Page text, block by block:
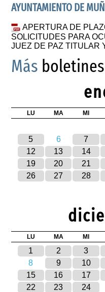
AYUNTAMIENTO DE
APERTURA DE
SOLICITUDES PARA
JUEZ DE PAZ TITULAR
Más boletines
LU MA MI
5
6 7
12
13 14
19
20 21
26
27 28
LU MA MI
1 2 3
8
9 10
15
16 17
22
23 24